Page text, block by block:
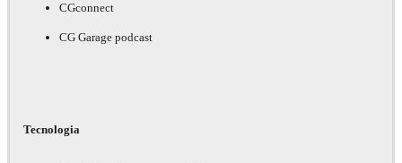
CGconnect
CG Garage podcast
Tecnologia